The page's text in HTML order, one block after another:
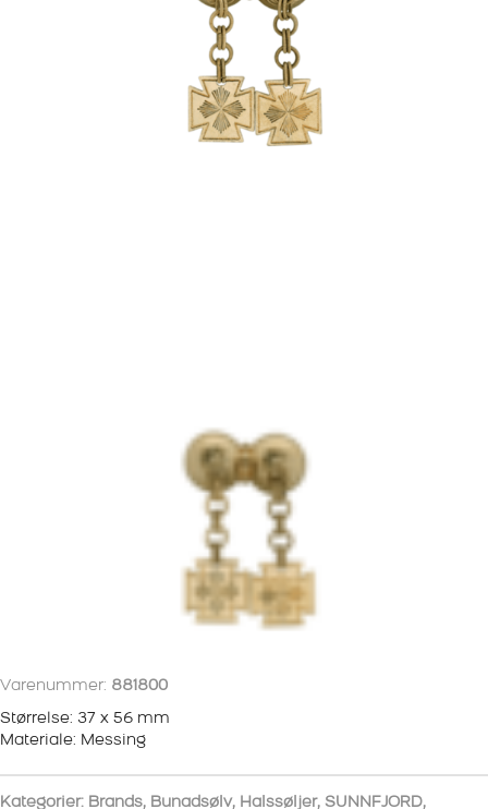
Varenummer: 881800
Størrelse: 37 x 56 mm
Materiale: Messing
Kategorier: Brands, Bunadsølv, Halssøljer, SUNNFJORD,